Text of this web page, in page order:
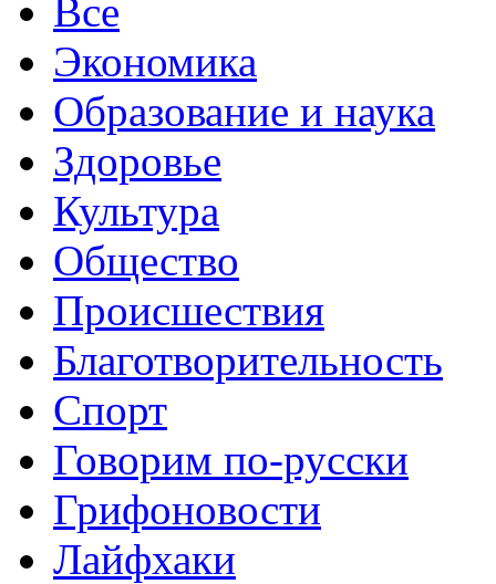
Все
Экономика
Образование и наука
Здоровье
Культура
Общество
Происшествия
Благотворительность
Спорт
Говорим по-русски
Грифоновости
Лайфхаки